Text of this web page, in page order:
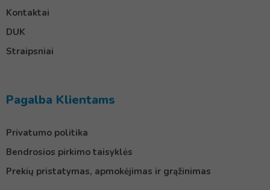
Kontaktai
DUK
Straipsniai
Pagalba Klientams
Privatumo politika
Bendrosios pirkimo taisyklės
Prekių pristatymas, apmokėjimas ir grąžinimas